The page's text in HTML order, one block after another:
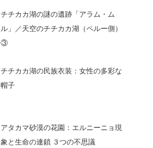
チチカカ湖の謎の遺跡「アラム・ム
ル」／天空のチチカカ湖（ペルー側）
③
チチカカ湖の民族衣装：女性の多彩な
帽子
アタカマ砂漠の花園：エルニーニョ現
象と生命の連鎖 ３つの不思議